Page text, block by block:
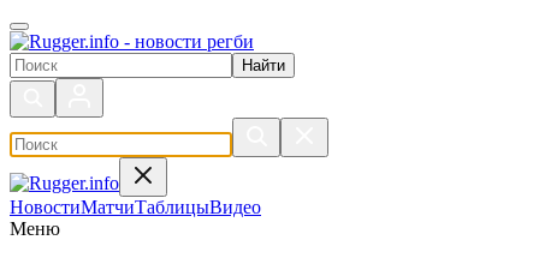
Поиск по сайту
НовостиМатчиТаблицыВидео
Меню